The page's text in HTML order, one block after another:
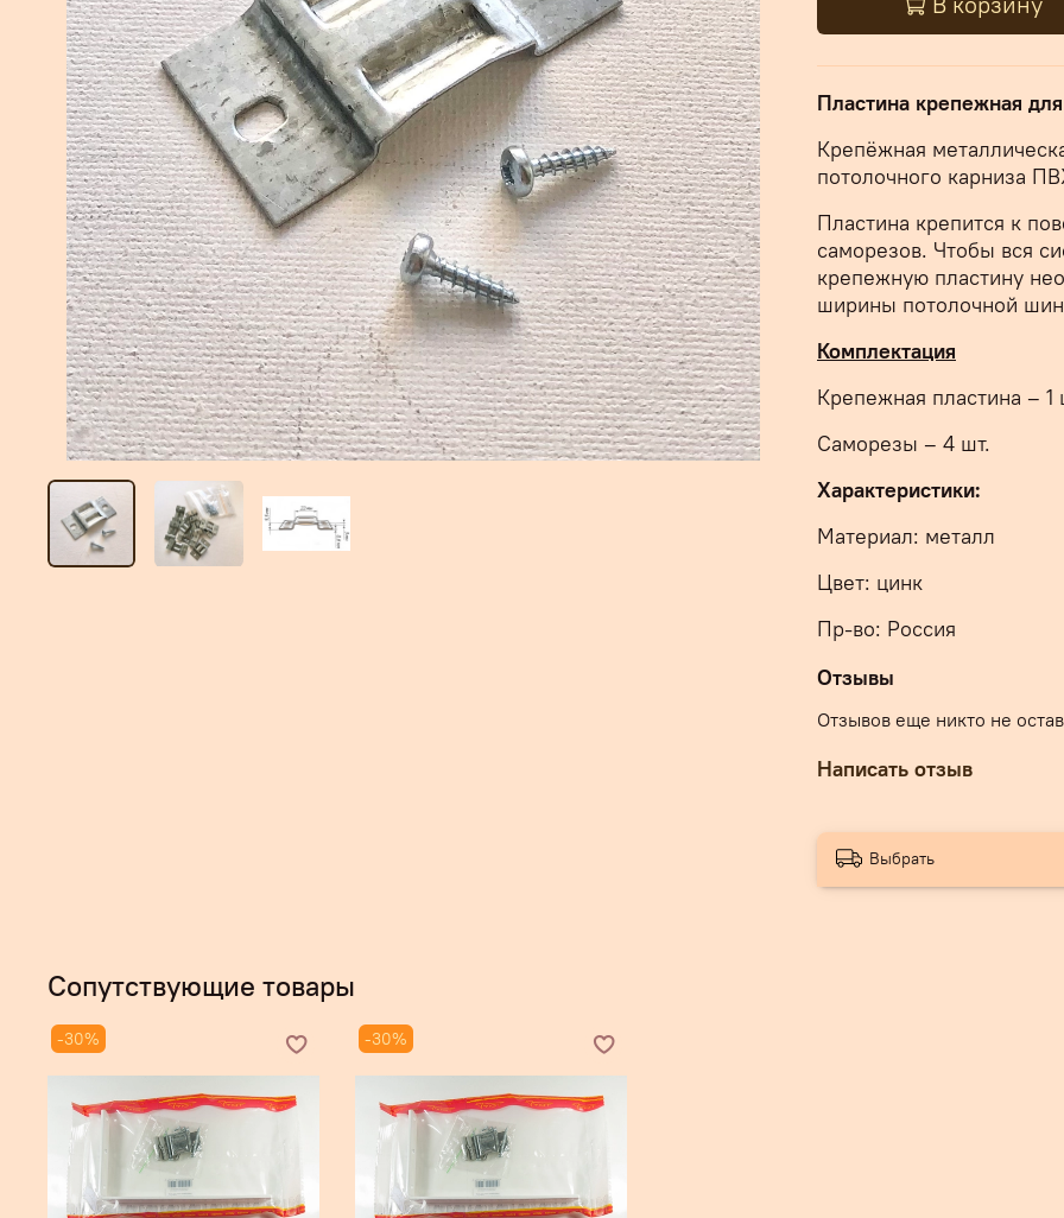
Пластина крепежная
Крепёжная
потолочного карниза
Пластина крепится к
саморезов. Чтобы вся
крепежную пластину
ширины потолочной
Комплектация
Крепежная пластина – 1
Саморезы – 4 шт.
Характеристики:
Материал: металл
Цвет: цинк
Пр-во: Россия
Отзывы
Отзывов еще никто не
Написать отзыв
Выбрать
Сопутствующие товары
-30% -30%